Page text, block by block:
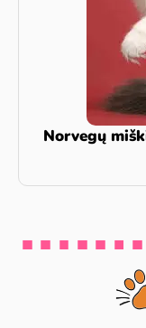
Norvegų